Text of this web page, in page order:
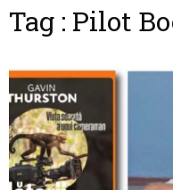
Tag : Pilot